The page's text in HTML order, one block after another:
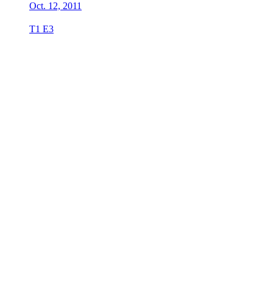
Oct. 12, 2011
T1 E3